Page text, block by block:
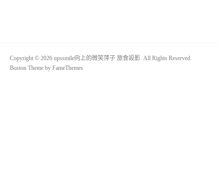
Copyright © 2026 upssmile向上的微笑萍子 旅食設影. All Rights Reserved.
Boston Theme by FameThemes